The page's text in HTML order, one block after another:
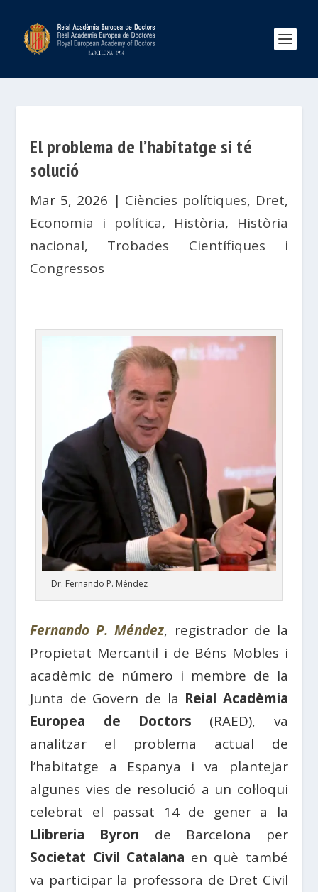
El problema de l’habitatge sí té
solució
Mar 5, 2026 | Ciències polítiques, Dret,
Economia i política, Història, Història
nacional, Trobades Científiques i
Congressos
Dr. Fernando P. Méndez
Fernando P. Méndez, registrador de la
Propietat Mercantil i de Béns Mobles i
acadèmic de número i membre de la
Junta de Govern de la Reial Acadèmia
Europea de Doctors (RAED), va
analitzar el problema actual de
l’habitatge a Espanya i va plantejar
algunes vies de resolució a un col·loqui
celebrat el passat 14 de gener a la
Llibreria Byron de Barcelona per
Societat Civil Catalana en què també
va participar la professora de Dret Civil